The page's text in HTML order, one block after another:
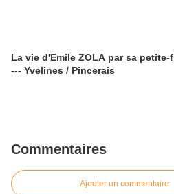
La vie d'Emile ZOLA par sa petite-
--- Yvelines / Pincerais
Commentaires
Ajouter un commentaire